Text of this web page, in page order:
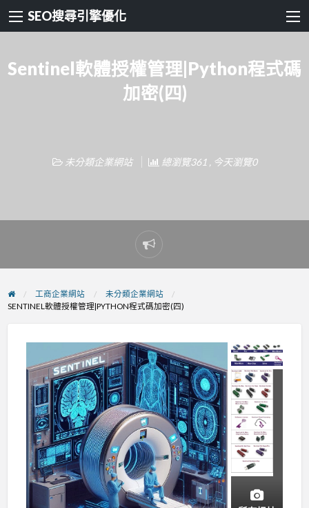
SEO搜尋引擎優化
Sentinel軟體授權管理|Python程式碼
加密(四)
未分類企業網站 總瀏覽361 , 今天瀏覽0
Report
problem
工商企業網站
未分類企業網站
SENTINEL軟體授權管理|PYTHON程式碼加密(四)